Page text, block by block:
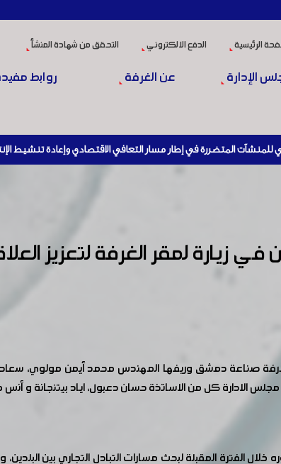
الرئيسية الدفع الالكتروني التحقق من شهادة المنشأ
الإدارة عن الغرفة روابط
زيارة لمقر الغرفة لتعزيز
غرفة صناعة دمشق وريفها المهندس محمد أيمن مولوي،
الادارة كل من الاساتذة حسان دعبول، اياد بيتنجانة و
الفترة المقبلة لبحث مسارات التبادل التجاري بين